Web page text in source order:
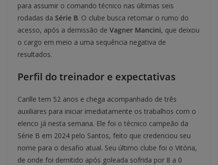
para assumir o comando técnico nas últimas seis
rodadas da Série B. O clube busca retomar o rumo do
acesso, após a demissão de Vagner Mancini, que deixou
o cargo em meio a uma sequência negativa de
resultados.
Perfil do treinador e expectativas
Carille tem 52 anos e chega acompanhado de três
auxiliares para iniciar imediatamente os trabalhos com o
elenco já nesta semana. Ele foi o técnico campeão da
Série B em 2024 pelo Santos, feito que credenciou seu
nome para o desafio atual. Seu último clube foi o Vitória,
de onde foi demitido após goleada sofrida por 8 a 0